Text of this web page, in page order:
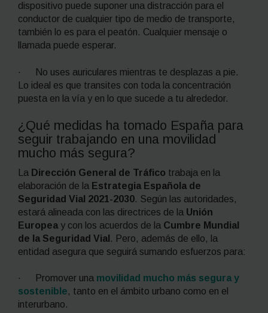
dispositivo puede suponer una distracción para el
conductor de cualquier tipo de medio de transporte,
también lo es para el peatón. Cualquier mensaje o
llamada puede esperar.
· No uses auriculares mientras te desplazas a pie.
Lo ideal es que transites con toda la concentración
puesta en la vía y en lo que sucede a tu alrededor.
¿Qué medidas ha tomado España para
seguir trabajando en una movilidad
mucho más segura?
La Dirección General de Tráfico trabaja en la
elaboración de la Estrategia Española de
Seguridad Vial 2021-2030. Según las autoridades,
estará alineada con las directrices de la Unión
Europea y con los acuerdos de la Cumbre Mundial
de la Seguridad Vial . Pero, además de ello, la
entidad asegura que seguirá sumando esfuerzos para:
· Promover una movilidad mucho más segura y
sostenible, tanto en el ámbito urbano como en el
interurbano.